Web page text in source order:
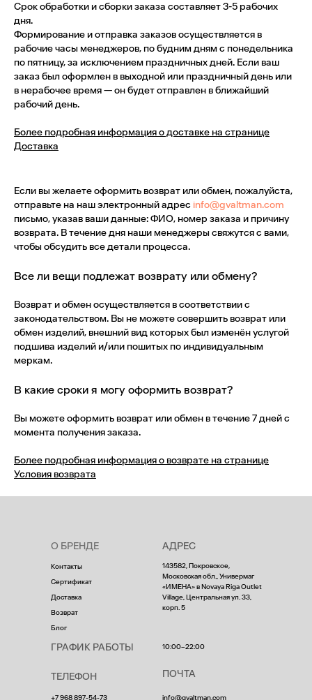
Срок обработки и сборки заказа составляет 3-5 рабочих
дня.
Формирование и отправка заказов осуществляется в
рабочие часы менеджеров, по будним дням с понедельника
по пятницу, за исключением праздничных дней. Если ваш
заказ был оформлен в выходной или праздничный день или
в нерабочее время — он будет отправлен в ближайший
рабочий день.
Более подробная информация о доставке на странице
Доставка
Если вы желаете оформить возврат или обмен, пожалуйста,
отправьте на наш электронный адрес info@gvaltman.com
письмо, указав ваши данные: ФИО, номер заказа и причину
возврата. В течение дня наши менеджеры свяжутся с вами,
чтобы обсудить все детали процесса.
Все ли вещи подлежат возврату или обмену?
Возврат и обмен осуществляется в соответствии с
законодательством. Вы не можете совершить возврат или
обмен изделий, внешний вид которых был изменён услугой
подшива изделий и/или пошитых по индивидуальным
меркам.
В какие сроки я могу оформить возврат?
Вы можете оформить возврат или обмен в течение 7 дней с
момента получения заказа.
Более подробная информация о возврате на странице
Условия возврата
О БРЕНДЕ
Контакты
Сертификат
Доставка
Возврат
Блог
ТЕЛЕФОН ПОЧТА
+7 968 897-54-73 info@gvaltman.com
ГРАФИК РАБОТЫ 10:00–22:00
АДРЕС
143582, Покровское,
Московская обл., Универмаг
«ИМЕНА» в Novaya Riga Outlet
Village, Центральная ул. 33,
корп. 5